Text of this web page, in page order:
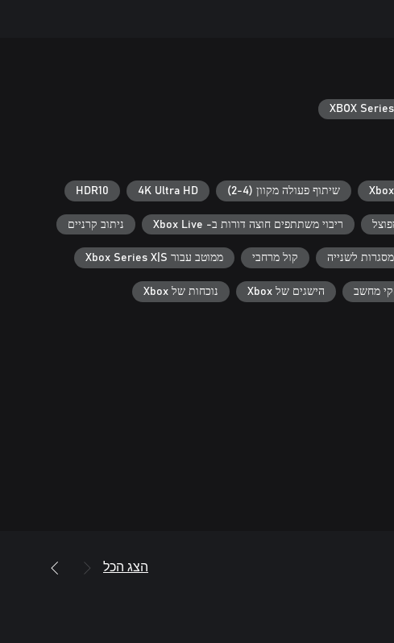
XBOX
שיתוף פעולה מקוון (2-4) 4K Ultra HD
HDR10
ריבוי משתתפים‬‏‫ חוצה דורות ב- Xbox Live ניתוב קרניים
קול מרחבי ממוטב עבור Xbox Series X|S
מחשב הישגים של Xbox נוכחות של Xbox
הצג הכל